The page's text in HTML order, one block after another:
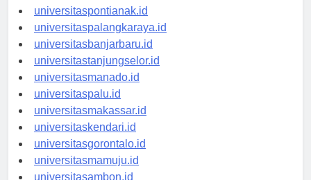
universitaskupang.id
universitaspontianak.id
universitaspalangkaraya.id
universitasbanjarbaru.id
universitastanjungselor.id
universitasmanado.id
universitaspalu.id
universitasmakassar.id
universitaskendari.id
universitasgorontalo.id
universitasmamuju.id